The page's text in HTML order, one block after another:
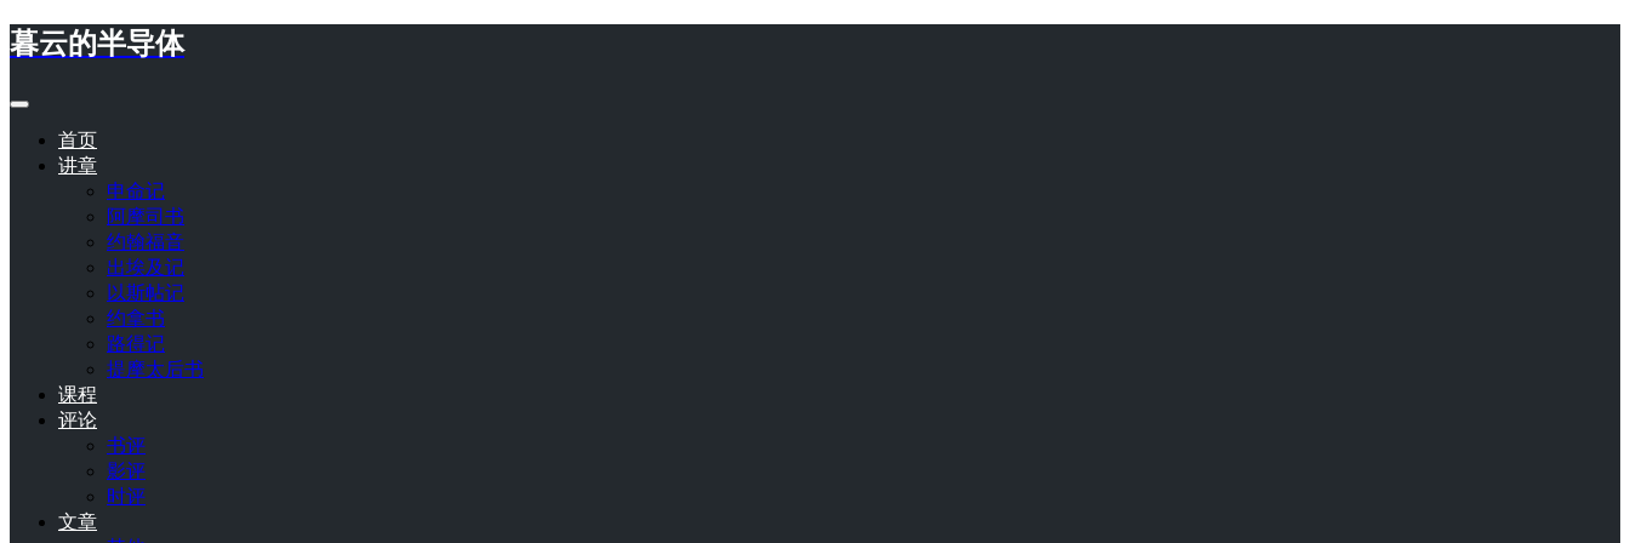
暮云的半导体
首页
讲章
申命记
阿摩司书
约翰福音
出埃及记
以斯帖记
约拿书
路得记
提摩太后书
课程
评论
书评
影评
时评
文章